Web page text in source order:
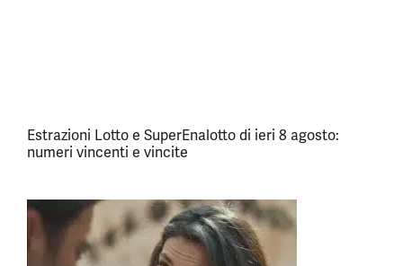
Estrazioni Lotto e SuperEnalotto di ieri 8 agosto:
numeri vincenti e vincite